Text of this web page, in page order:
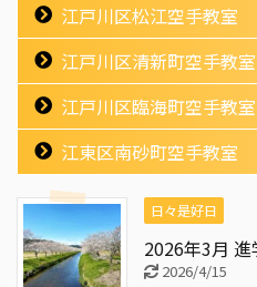
江戸川区松江空手教室
江戸川区清新町空手教室
江戸川区臨海町空手教室
江東区南砂町空手教室
日々是好日
2026年3月
2026/4/15